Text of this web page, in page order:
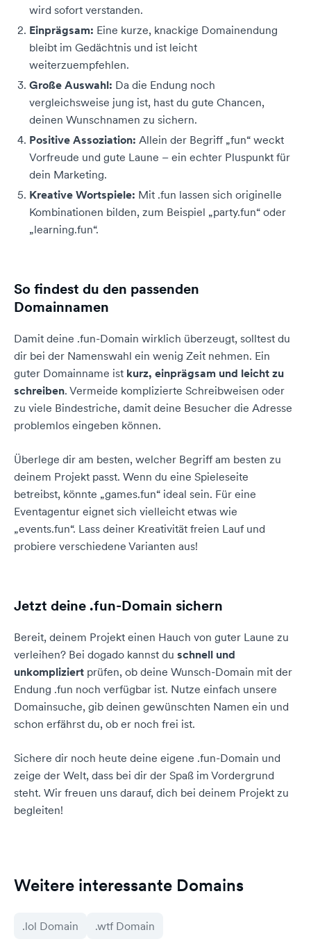
wird sofort verstanden.
Einprägsam: Eine kurze, knackige Domainendung
bleibt im Gedächtnis und ist leicht
weiterzuempfehlen.
Große Auswahl: Da die Endung noch
vergleichsweise jung ist, hast du gute Chancen,
deinen Wunschnamen zu sichern.
Positive Assoziation: Allein der Begriff „fun“ weckt
Vorfreude und gute Laune – ein echter Pluspunkt für
dein Marketing.
Kreative Wortspiele: Mit .fun lassen sich originelle
Kombinationen bilden, zum Beispiel „party.fun“ oder
„learning.fun“.
So findest du den passenden
Domainnamen
Damit deine .fun-Domain wirklich überzeugt, solltest du
dir bei der Namenswahl ein wenig Zeit nehmen. Ein
guter Domainname ist kurz, einprägsam und leicht zu
schreiben. Vermeide komplizierte Schreibweisen oder
zu viele Bindestriche, damit deine Besucher die Adresse
problemlos eingeben können.
Überlege dir am besten, welcher Begriff am besten zu
deinem Projekt passt. Wenn du eine Spieleseite
betreibst, könnte „games.fun“ ideal sein. Für eine
Eventagentur eignet sich vielleicht etwas wie
„events.fun“. Lass deiner Kreativität freien Lauf und
probiere verschiedene Varianten aus!
Jetzt deine .fun-Domain sichern
Bereit, deinem Projekt einen Hauch von guter Laune zu
verleihen? Bei dogado kannst du schnell und
unkompliziert prüfen, ob deine Wunsch-Domain mit der
Endung .fun noch verfügbar ist. Nutze einfach unsere
Domainsuche, gib deinen gewünschten Namen ein und
schon erfährst du, ob er noch frei ist.
Sichere dir noch heute deine eigene .fun-Domain und
zeige der Welt, dass bei dir der Spaß im Vordergrund
steht. Wir freuen uns darauf, dich bei deinem Projekt zu
begleiten!
Weitere interessante Domains
.lol Domain .wtf Domain